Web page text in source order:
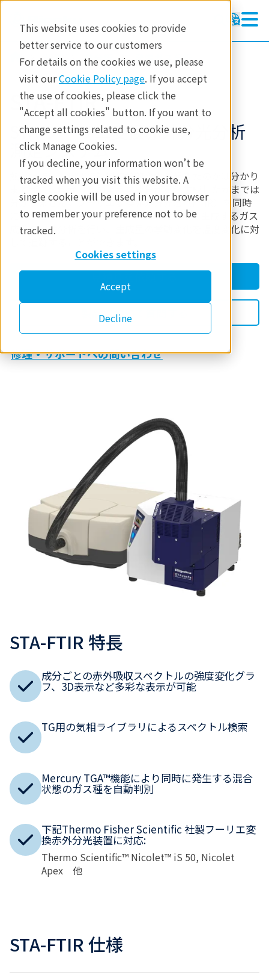
This website uses cookies to provide
better service to our customers
For details on the cookies we use, please
visit ourCookie Policy page. If you accept
the use of cookies, please click the
"Accept all cookies" button. If you want to
change settings related to cookie use,
click Manage Cookies.
If you decline, your information won’t be
tracked when you visit this website. A
single cookie will be used in your browser
to remember your preference not to be
tracked.
Cookies settings
Accept
Decline
製品 熱分析 発生ガス分析
STA-FTIR
STA-フーリエ変換赤外分光分析
測定システム
熱分析では、何℃で試料に熱的変化が起きたのかは分かり
ますが、試料からどのような成分が気化生成したかまでは
分かりません。フーリエ変換赤外分光法（FTIR）を同時
に行うことで、揮発あるいは熱分解によって生成するガス
成分の定性分析を行い、生成量の挙動変化を温度変化に対
製品について質問する
修理・サポートへの問い合わせ
STA-FTIR 特長
成分ごとの赤外吸収スペクトルの強度変化グラ
フ、3D表示など多彩な表示が可能
TG用の気相ライブラリによるスペクトル検索
Mercury TGA™機能により同時に発生する混合
状態のガス種を自動判別
下記Thermo Fisher Scientific 社製フーリエ変
換赤外分光装置に対応:
Thermo Scientific™ Nicolet™ iS 50, Nicolet
Apex 他
STA-FTIR 仕様